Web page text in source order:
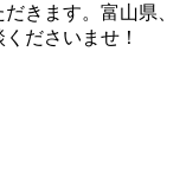
きます。富山県、
ださいませ！